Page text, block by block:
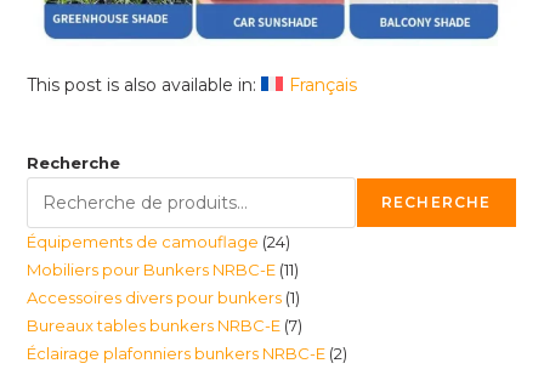
This post is also available in: Français
Recherche
RECHERCHE
Équipements de camouflage 2424
produits
Mobiliers pour Bunkers NRBC-E 1111
produits
Accessoires divers pour bunkers 11
produit
Bureaux tables bunkers NRBC-E 77
produits
Éclairage plafonniers bunkers NRBC-E 22